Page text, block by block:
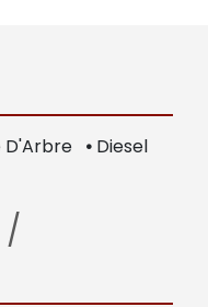
D'Arbre • Diesel
/